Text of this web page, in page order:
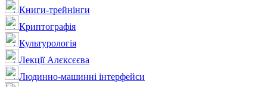
Книги-трейнінги
Криптографія
Культурологія
Лекції Алєксєєва
Людинно-машинні інтерфейси